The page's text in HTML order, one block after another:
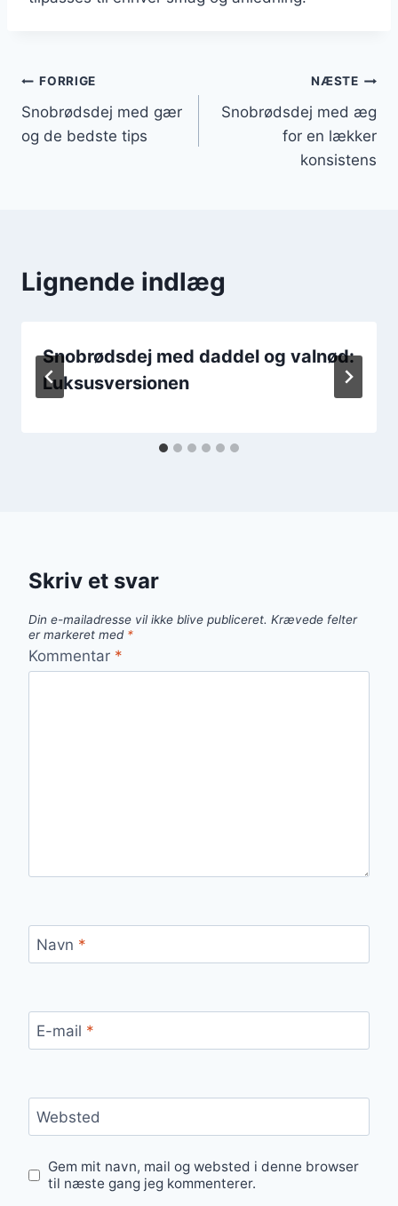
Indlægsnavigation
FORRIGE
Snobrødsdej med gær
og de bedste tips
NÆSTE
Snobrødsdej med æg
for en lækker
konsistens
Lignende indlæg
Snobrødsdej med daddel og valnød:
Luksusversionen
Skriv et svar
Din e-mailadresse vil ikke blive publiceret. Krævede felter
er markeret med *
Kommentar *
Navn *
E-mail *
Websted
Gem mit navn, mail og websted i denne browser
til næste gang jeg kommenterer.